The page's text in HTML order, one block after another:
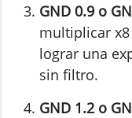
GND 0.9 o
multiplicar
lograr una
sin filtro.
GND 1.2 o